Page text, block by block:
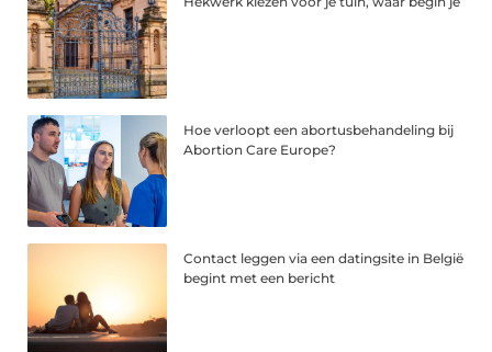
Hoe verloopt een abortusbehandeling bij
Abortion Care Europe?
Contact leggen via een datingsite in België
begint met een bericht